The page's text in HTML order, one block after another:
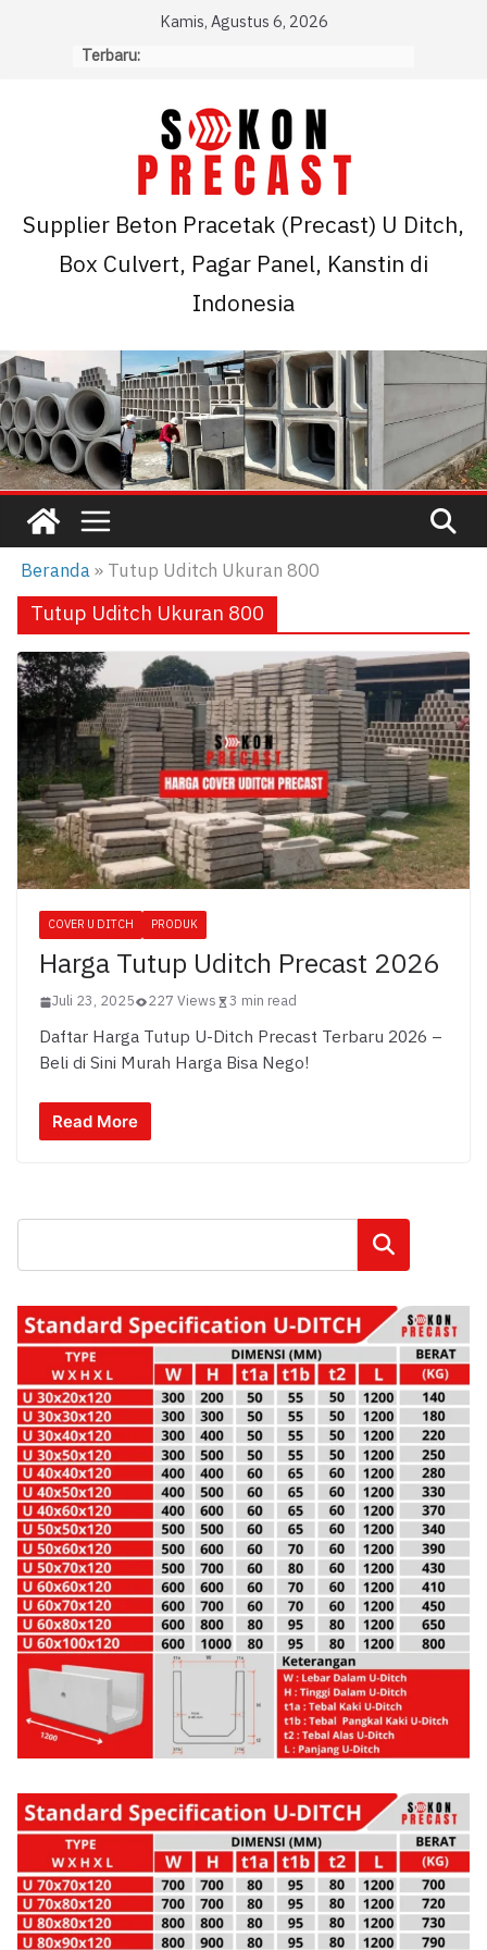
Kamis, Agustus 6, 2026
Terbaru:
Supplier Beton Pracetak (Precast) U Ditch,
Box Culvert, Pagar Panel, Kanstin di
Indonesia
Beranda» Tutup Uditch Ukuran 800
Tutup Uditch Ukuran 800
COVER U DITCH PRODUK
Harga Tutup Uditch Precast 2026
Juli 23, 2025 227 Views 3 min read
Daftar Harga Tutup U-Ditch Precast Terbaru 2026 –
Beli di Sini Murah Harga Bisa Nego!
Read More
Cari